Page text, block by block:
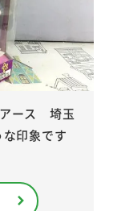
ース 埼玉
印象です